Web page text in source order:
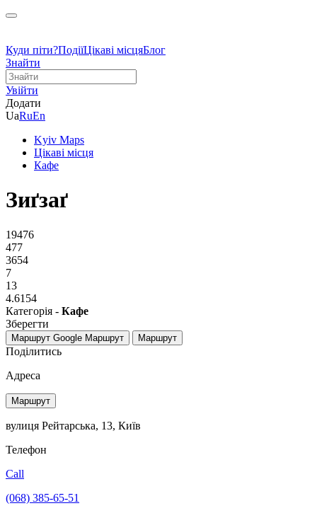
Куди піти?ПодіїЦікаві місцяБлог
Знайти
Увійти
Додати
UaRuEn
Kyiv Maps
Цікаві місця
Кафе
Зиґзаґ
19476
477
3654
7
13
4.6154
Категорія - Кафе
Зберегти
Маршрут Google Маршрут Маршрут
Поділитись
Адреса
Маршрут
вулиця Рейтарська, 13, Київ
Телефон
Call
(068) 385-65-51